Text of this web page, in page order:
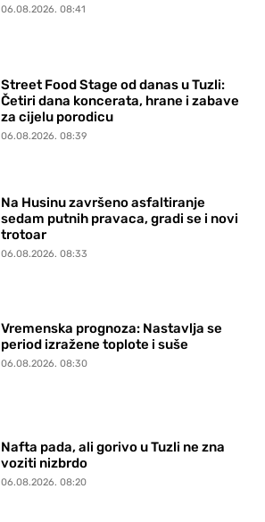
06.08.2026. 08:41
Street Food Stage od danas u Tuzli:
Četiri dana koncerata, hrane i zabave
za cijelu porodicu
06.08.2026. 08:39
Na Husinu završeno asfaltiranje
sedam putnih pravaca, gradi se i novi
trotoar
06.08.2026. 08:33
Vremenska prognoza: Nastavlja se
period izražene toplote i suše
06.08.2026. 08:30
Nafta pada, ali gorivo u Tuzli ne zna
voziti nizbrdo
06.08.2026. 08:20